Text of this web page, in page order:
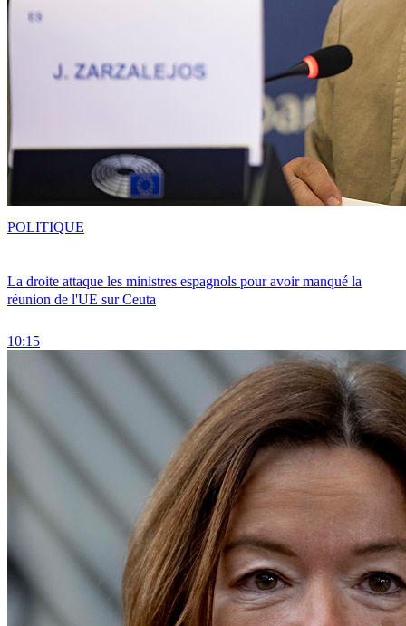
La droite attaque les ministres espagnols pour avoir manqué la
réunion de l'UE sur Ceuta
10:15
POLITIQUE